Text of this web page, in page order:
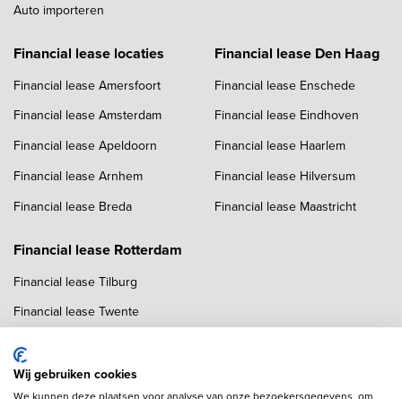
Auto importeren
Financial lease locaties
Financial lease Amersfoort
Financial lease Amsterdam
Financial lease Apeldoorn
Financial lease Arnhem
Financial lease Breda
Financial lease Den Haag
Financial lease Enschede
Financial lease Eindhoven
Financial lease Haarlem
Financial lease Hilversum
Financial lease Maastricht
Financial lease Rotterdam
Financial lease Tilburg
Financial lease Twente
Financial lease Utrecht
Financial lease Zwolle
Wij gebruiken cookies